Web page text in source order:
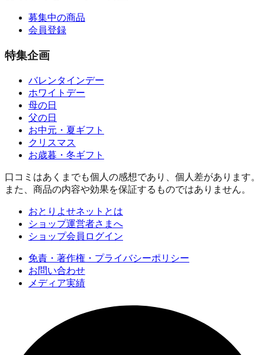
募集中の商品
会員登録
特集企画
バレンタインデー
ホワイトデー
母の日
父の日
お中元・夏ギフト
クリスマス
お歳暮・冬ギフト
口コミはあくまでも個人の感想であり、個人差があります。
また、商品の内容や効果を保証するものではありません。
おとりよせネットとは
ショップ運営者さまへ
ショップ会員ログイン
免責・著作権・プライバシーポリシー
お問い合わせ
メディア実績